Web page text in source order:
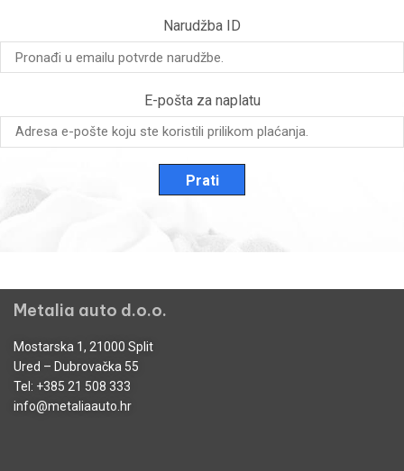
Narudžba ID
E-pošta za naplatu
Prati
Metalia auto d.o.o.
Mostarska 1, 21000 Split
Ured – Dubrovačka 55
Tel: +385 21 508 333
info@metaliaauto.hr